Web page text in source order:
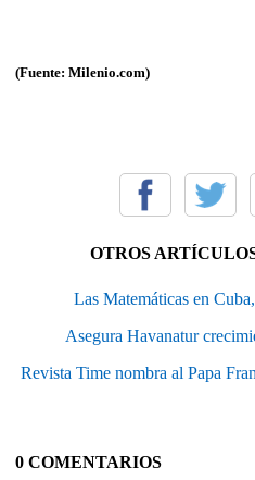
(Fuente: Milenio.com)
OTROS
Las Matemáticas en
Asegura Havanatur
Revista Time nombra al Papa
0 COMENTARIOS